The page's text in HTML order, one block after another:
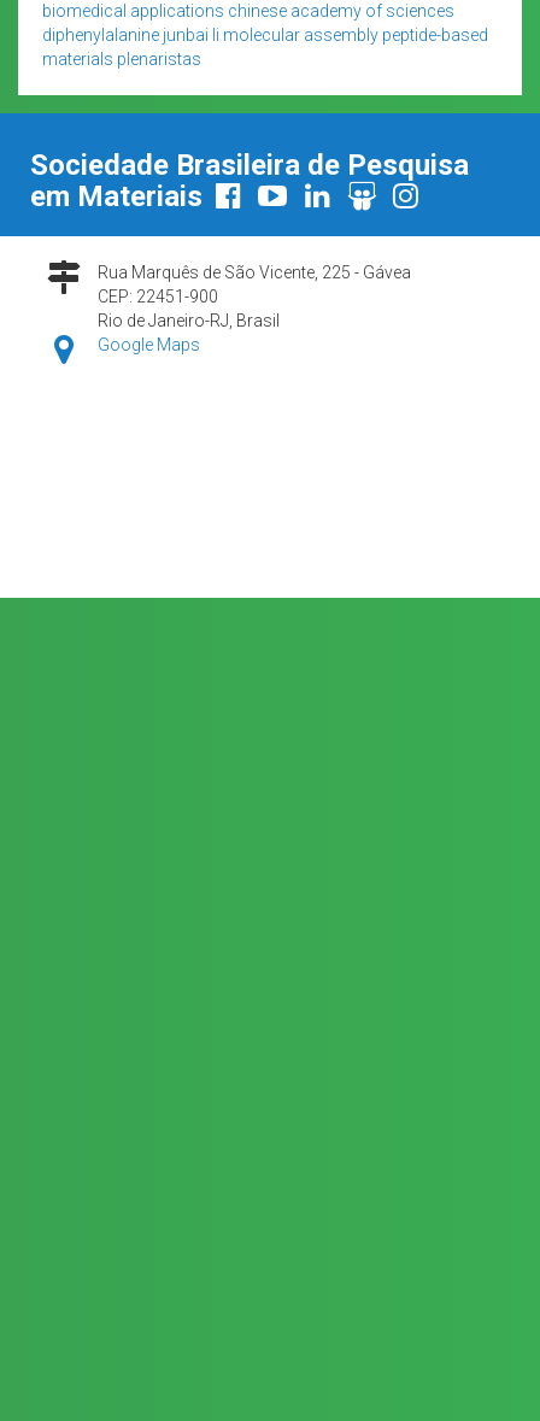
biomedical applications chinese academy of sciences
diphenylalanine junbai li molecular assembly peptide-based
materials plenaristas
Sociedade Brasileira de Pesquisa
em Materiais
Rua Marquês de São Vicente, 225 - Gávea
CEP: 22451-900
Rio de Janeiro-RJ, Brasil
Google Maps